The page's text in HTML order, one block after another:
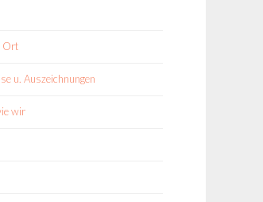
Ort
u. Auszeichnungen
wir